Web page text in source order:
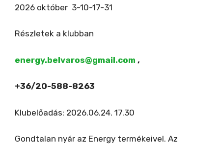
2026 október 3-10-17-31
Részletek a klubban
energy.belvaros@gmail.com ,
+36/20-588-8263
Klubelőadás: 2026.06.24. 17.30
Gondtalan nyár az Energy termékeivel. Az